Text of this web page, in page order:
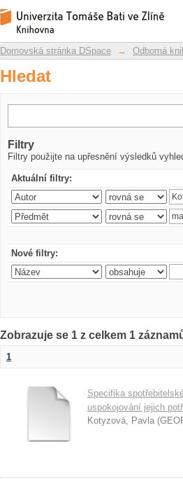
Hledat
Repozitář DSpace/Manakin
Domovská stránka DSpace → Odborná
Hledat
Filtry
Filtry použijte na upřesnění výsledků
Aktuální filtry:
Nové filtry:
Zobrazuje se 1 z celkem 1
1
Specifika
uspokojování jejich
Kotyzová, Pavla (